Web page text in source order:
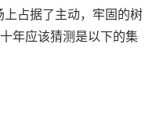
占据了主动，牢固的树
年应该猜测是以下的集